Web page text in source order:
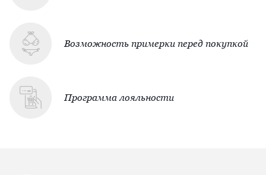
Возможность примерки перед покупкой
Программа лояльности